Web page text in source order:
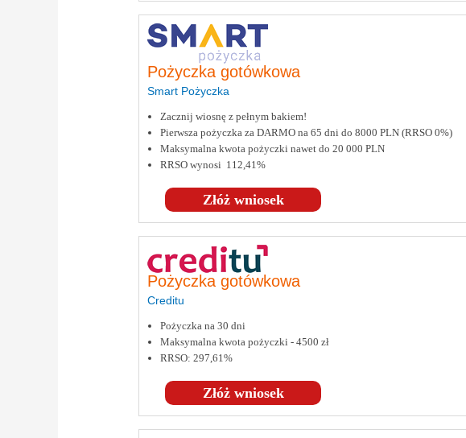
Pożyczka gotówkowa
Smart Pożyczka
Złóż wniosek
Zacznij wiosnę z pełnym bakiem!
Pierwsza pożyczka za DARMO na 65 dni do 8000 PLN (RRSO 0%)
Maksymalna kwota pożyczki nawet do 20 000 PLN
RRSO wynosi 112,41%
Pożyczka gotówkowa
Creditu
Złóż wniosek
Pożyczka na 30 dni
Maksymalna kwota pożyczki - 4500 zł
RRSO: 297,61%